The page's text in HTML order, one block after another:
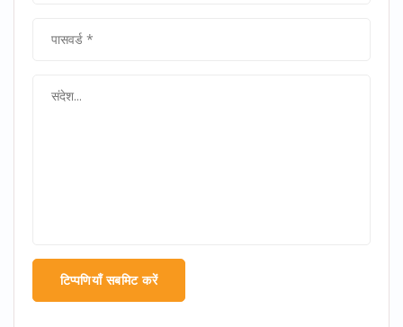
टिप्पणियाँ सबमिट करें